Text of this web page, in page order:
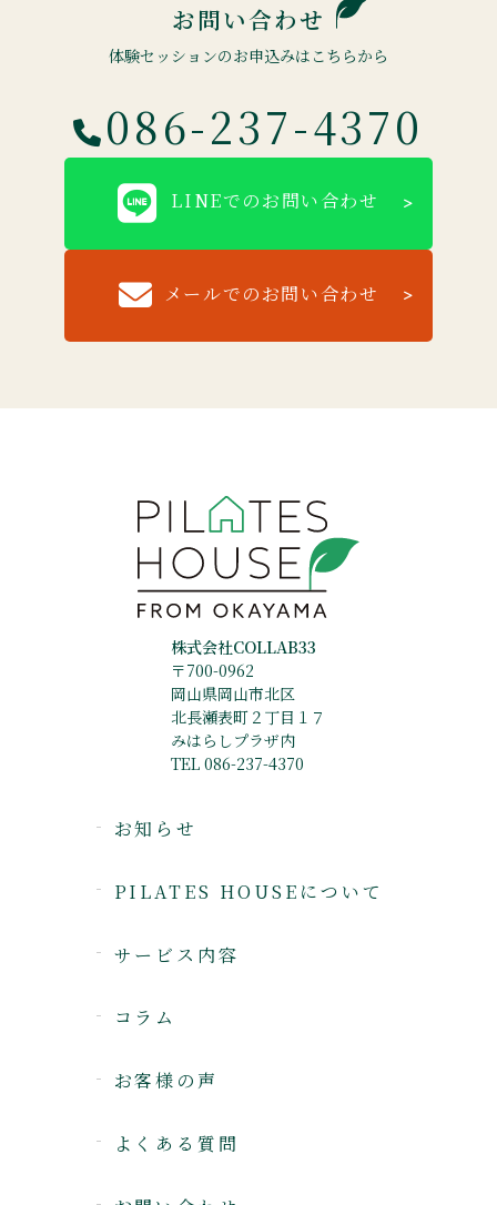
お問い合わせ
体験セッションのお申込みはこちらから
086-237-4370
LINEでのお問い合わせ
メールでのお問い合わせ
株式会社COLLAB33
〒700-0962
岡山県岡山市北区
北長瀬表町２丁目１７
みはらしプラザ内
TEL 086-237-4370
お知らせ
PILATES HOUSEについて
サービス内容
コラム
お客様の声
よくある質問